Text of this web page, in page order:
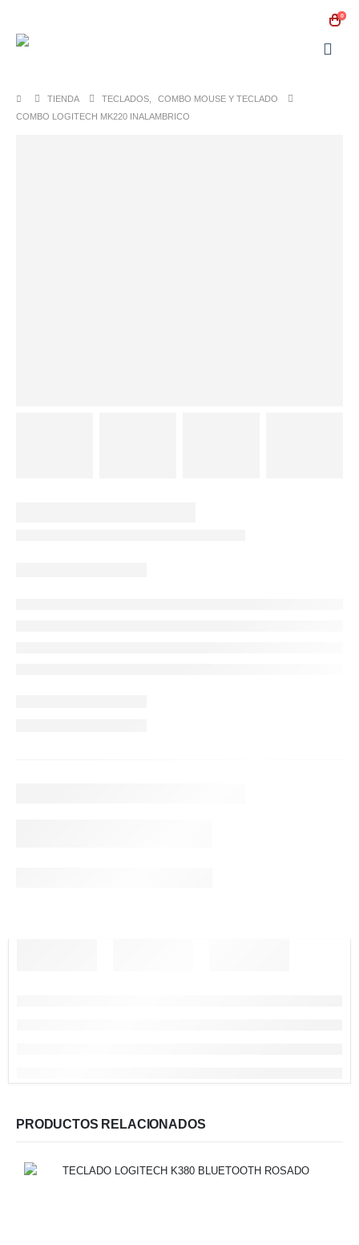
0
TIENDA TECLADOS
COMBO MOUSE Y TECLADO
COMBO LOGITECH MK220 INALAMBRICO
PRODUCTOS RELACIONADOS